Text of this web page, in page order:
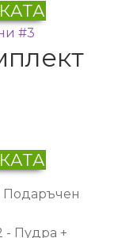
Подаръчен